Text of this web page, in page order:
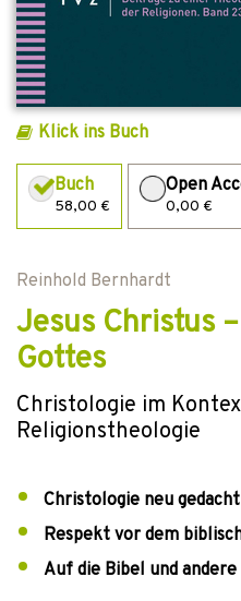
Klick ins Buch
Buch
58,00 €
Open
0,00 €
Reinhold Bernhardt
Jesus Christus
Gottes
Christologie im
Religionstheologie
Christologie neu gedacht
Respekt vor dem
Auf die Bibel und